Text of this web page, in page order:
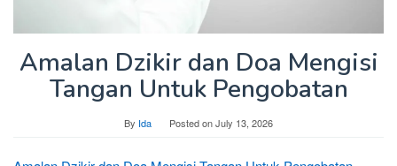
Amalan Dzikir dan Doa Mengisi
Tangan Untuk Pengobatan
By Ida Posted onJuly 13, 2026